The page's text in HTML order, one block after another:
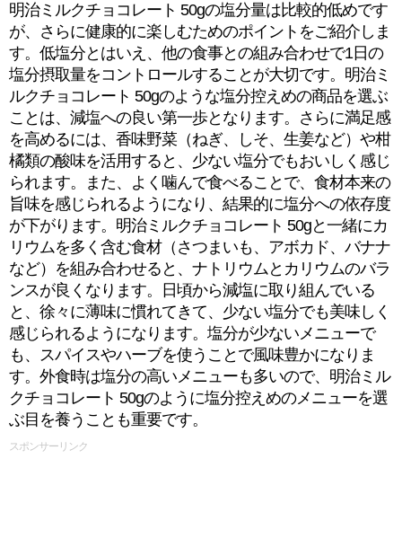
明治ミルクチョコレート 50gの塩分量は比較的低めです
が、さらに健康的に楽しむためのポイントをご紹介しま
す。低塩分とはいえ、他の食事との組み合わせで1日の
塩分摂取量をコントロールすることが大切です。明治ミ
ルクチョコレート 50gのような塩分控えめの商品を選ぶ
ことは、減塩への良い第一歩となります。さらに満足感
を高めるには、香味野菜（ねぎ、しそ、生姜など）や柑
橘類の酸味を活用すると、少ない塩分でもおいしく感じ
られます。また、よく噛んで食べることで、食材本来の
旨味を感じられるようになり、結果的に塩分への依存度
が下がります。明治ミルクチョコレート 50gと一緒にカ
リウムを多く含む食材（さつまいも、アボカド、バナナ
など）を組み合わせると、ナトリウムとカリウムのバラ
ンスが良くなります。日頃から減塩に取り組んでいる
と、徐々に薄味に慣れてきて、少ない塩分でも美味しく
感じられるようになります。塩分が少ないメニューで
も、スパイスやハーブを使うことで風味豊かになりま
す。外食時は塩分の高いメニューも多いので、明治ミル
クチョコレート 50gのように塩分控えめのメニューを選
ぶ目を養うことも重要です。
スポンサーリンク